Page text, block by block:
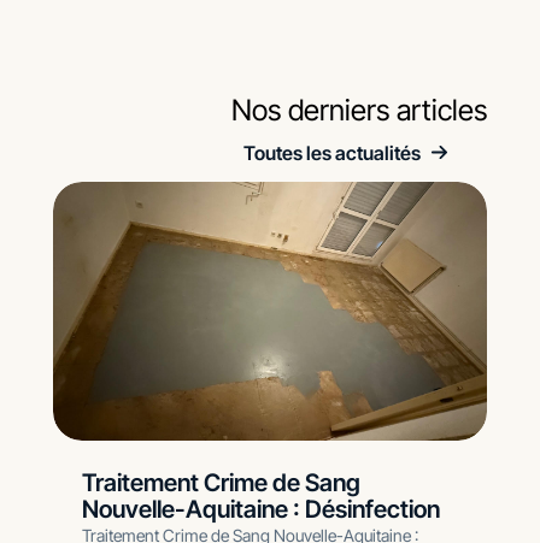
Nos derniers articles
Toutes les actualités
Traitement Crime de Sang
Nouvelle-Aquitaine : Désinfection
Traitement Crime de Sang Nouvelle-Aquitaine :